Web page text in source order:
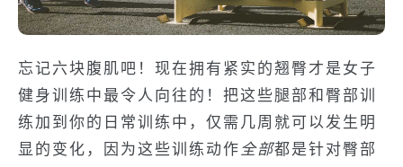
忘记六块腹肌吧！现在拥有紧实的翘臀才是女子
健身训练中最令人向往的！把这些腿部和臀部训
练加到你的日常训练中，仅需几周就可以发生明
显的变化，因为这些训练动作全部都是针对臀部